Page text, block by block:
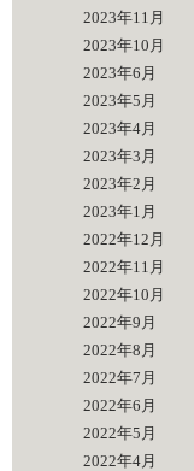
2023年11月
2023年10月
2023年6月
2023年5月
2023年4月
2023年3月
2023年2月
2023年1月
2022年12月
2022年11月
2022年10月
2022年9月
2022年8月
2022年7月
2022年6月
2022年5月
2022年4月